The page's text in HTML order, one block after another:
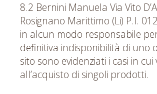
8.2 Bernini Manuela Via Vito
Rosignano Marittimo (Li) P.I.
in alcun modo responsabile
definitiva indisponibilità di uno
sito sono evidenziati i casi in
all’acquisto di singoli prodotti.